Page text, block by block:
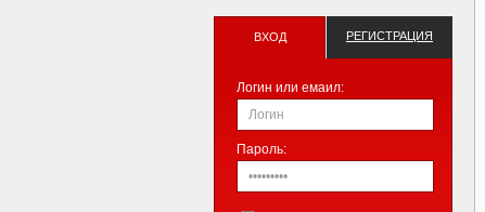
ВХОД РЕГИСТРАЦИЯ
Логин или емаил:
Пароль: